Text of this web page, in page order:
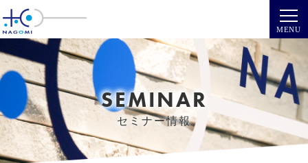
SEMINAR
セミナー情報